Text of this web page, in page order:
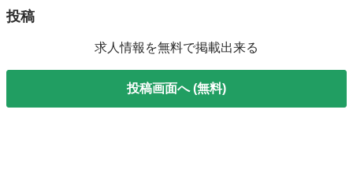
投稿
求人情報を無料で掲載出来る
投稿画面へ (無料)